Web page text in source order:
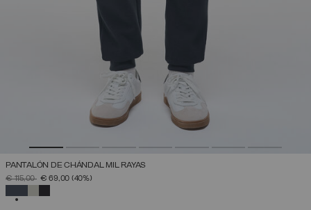
PANTALÓN DE CHÁNDAL MIL RAYAS
PRECIO REBAJADO DE
€ 115,00A€ 69,00 (40%)